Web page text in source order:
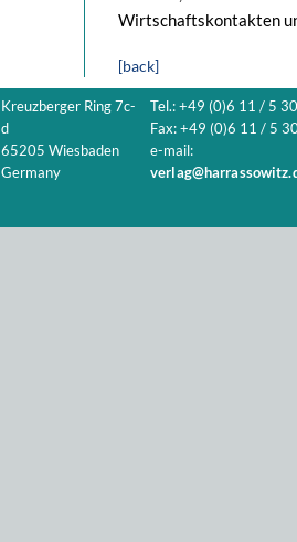
Wirtschaftskontakten
[back]
Kreuzberger Ring 7c-
d
65205 Wiesbaden
Germany
Tel.: +49 (0)6 11 / 5
Fax: +49 (0)6 11 / 5
e-mail: